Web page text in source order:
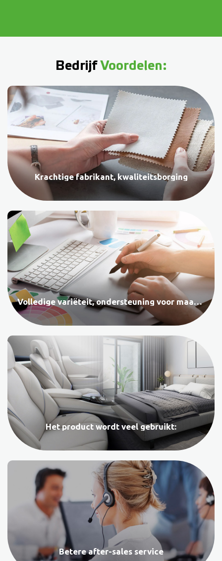
BedrijfVoordelen:
Krachtige fabrikant, kwaliteitsborging
Volledige variëteit, ondersteuning voor maatwerk
Het product wordt veel gebruikt:
Betere after-sales service